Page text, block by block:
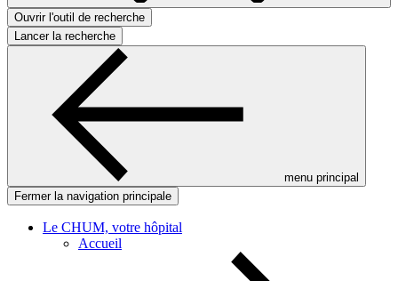
Ouvrir l'outil de recherche
Lancer la recherche
menu principal
Fermer la navigation principale
Le CHUM, votre hôpital
Accueil